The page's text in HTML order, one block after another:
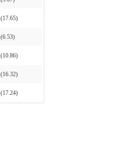
(17.65)
(6.53)
(10.86)
(16.32)
(17.24)